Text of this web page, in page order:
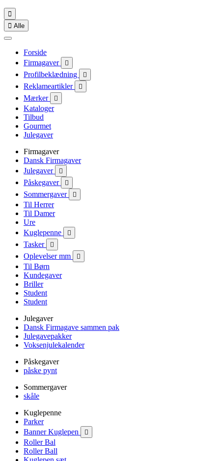

 Alle
Forside
Firmagaver

Profilbeklædning 
Reklameartikler 
Mærker 
Kataloger
Tilbud
Gourmet
Julegaver
Firmagaver
Dansk Firmagaver
Julegaver

Påskegaver 
Sommergaver 
Til Herrer
Til Damer
Ure
Kuglepenne

Tasker 
Oplevelser mm 
Til Børn
Kundegaver
Briller
Student
Student
Julegaver
Dansk Firmagave sammen pak
Julegavepakker
Voksenjulekalender
Påskegaver
påske pynt
Sommergaver
skåle
Kuglepenne
Parker
Banner Kuglepen

Roller Bal
Roller Ball